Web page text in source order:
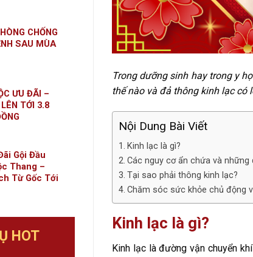
CHỐNG
SAU MÙA
ƯU ĐÃI –
TỚI 3.8
Gội Đầu
Thang –
Từ Gốc Tới
HOT
Trong dưỡng sinh hay trong y
thế nào và đả thông kinh lạc có
Nội Dung Bài Viết
Kinh lạc là gì?
Các nguy cơ ẩn chứa và
Tại sao phải thông kinh lạc?
Chăm sóc sức khỏe chủ động
Kinh lạc là gì?
Kinh lạc là đường vận chuyển